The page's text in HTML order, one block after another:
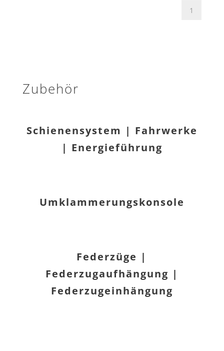
Zubehör
Schienensystem | Fahrwerke
| Energieführung
Umklammerungskonsole
Federzüge |
Federzugaufhängung |
Federzugeinhängung